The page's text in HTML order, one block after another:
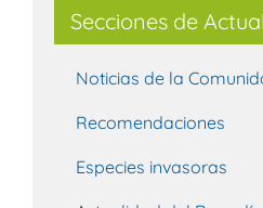
Secciones de
Noticias de la
Recomendaciones
Especies invasoras